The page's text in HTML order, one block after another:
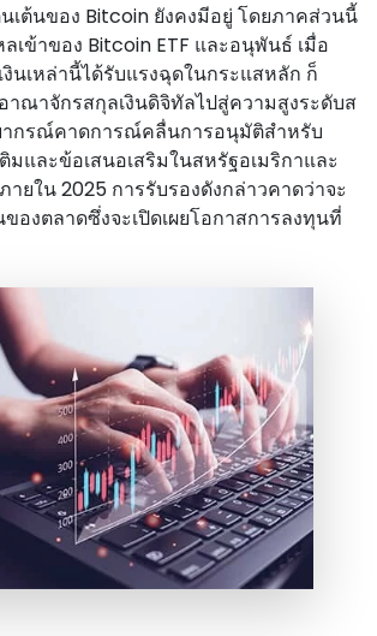
เต้นของ Bitcoin ยังคงมีอยู่ โดยภาคส่วนนี้
เข้าของ Bitcoin ETF และอนุพันธ์ เมื่อ
งินเหล่านี้ได้รับแรงฉุดในกระแสหลัก ก็
ณาจักรสกุลเงินดิจิทัลไปสู่ความสูงระดับส
ากรณ์คาดการณ์คลื่นการอนุมัติสําหรับ
มและข้อเสนอเสริมในสหรัฐอเมริกาและ
ยใน 2025 การรับรองดังกล่าวคาดว่าจะ
องตลาดซึ่งจะเปิดเผยโอกาสการลงทุนที่